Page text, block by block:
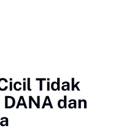
Tidak
dan